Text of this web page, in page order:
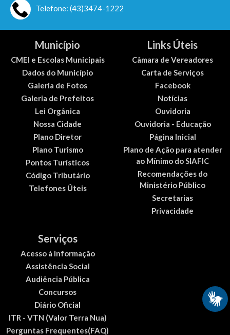
Telefone: (43)3474-1222
Município
CMEI e Escolas Municipais
Dados do Município
Galeria de Fotos
Galeria de Prefeitos
Lei Orgânica
Nossa Cidade
Plano Diretor
Plano Turismo
Pontos Turísticos
Código Tributário
Telefones Úteis
Links Úteis
Câmara de Vereadores
Carta de Serviços
Facebook
Notícias
Ouvidoria
Ouvidoria - Educação
Página Inicial
Plano de Ação para atender
ao Mínimo do SIAFIC
Recomendações do
Ministério Público
Secretarias
Privacidade
Serviços
Acesso à Informação
Assistência Social
Audiência Pública
Concursos
Diário Oficial
ITR - VTN (Valor Terra Nua)
Perguntas Frequentes(FAQ)